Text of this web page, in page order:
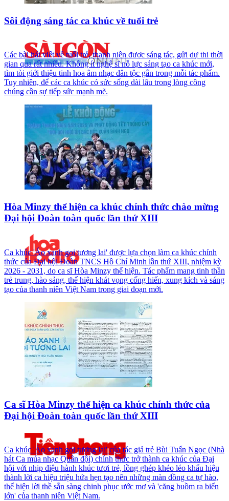
Sôi động sáng tác ca khúc về tuổi trẻ
Các bài hát viết về tuổi trẻ, thanh niên được sáng tác, gửi dự thi thời
gian qua rất nhiều. Không ít nghệ sĩ nỗ lực sáng tạo ca khúc mới,
tìm tòi giới thiệu tinh hoa âm nhạc dân tộc gắn trong mỗi tác phẩm.
Tuy nhiên, để các ca khúc có sức sống dài lâu trong lòng công
chúng cần sự tiếp sức mạnh mẽ.
Hòa Minzy thể hiện ca khúc chính thức chào mừng
Đại hội Đoàn toàn quốc lần thứ XIII
Ca khúc 'Áo xanh gọi tương lai' được lựa chọn làm ca khúc chính
thức của Đại hội Đoàn TNCS Hồ Chí Minh lần thứ XIII, nhiệm kỳ
2026 - 2031, do ca sĩ Hòa Minzy thể hiện. Tác phẩm mang tinh thần
trẻ trung, hào sảng, thể hiện khát vọng cống hiến, xung kích và sáng
tạo của thanh niên Việt Nam trong giai đoạn mới.
Ca sĩ Hòa Minzy thể hiện ca khúc chính thức của
Đại hội Đoàn toàn quốc lần thứ XIII
Ca khúc 'Áo xanh gọi tương lai' của tác giả trẻ Bùi Tuấn Ngọc (Nhà
hát Ca múa nhạc Quân đội) chính thức trở thành ca khúc của Đại
hội với nhịp điệu hành khúc tươi trẻ, lồng ghép khéo léo khẩu hiệu
thành lời ca hiệu triệu hứa hẹn tạo nên những màn đồng ca tự hào,
thể hiện lời thề sẵn sàng chinh phục ước mơ và 'căng buồm ra biển
lớn' của thanh niên Việt Nam.